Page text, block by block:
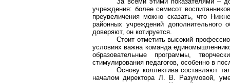
учреждения: более семисот
преувеличения можно сказать, что
районных учреждений
доверяют, он котируется.
Стоит отметить высокий
условиях важна команда
образовательные программы,
стимулирования педагогов, особенно в
Основу коллектива составляют
началом директора Л. В. Разумовой,